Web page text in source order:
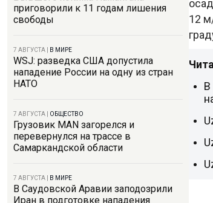
приговорили к 11 годам лишения
свободы
7 АВГУСТА В МИРЕ
WSJ: разведка США допустила
нападение России на одну из стран
НАТО
7 АВГУСТА ОБЩЕСТВО
Грузовик MAN загорелся и
перевернулся на трассе в
Самаркандской области
7 АВГУСТА В МИРЕ
В Саудовской Аравии заподозрили
Иран в подготовке нападения
12
В